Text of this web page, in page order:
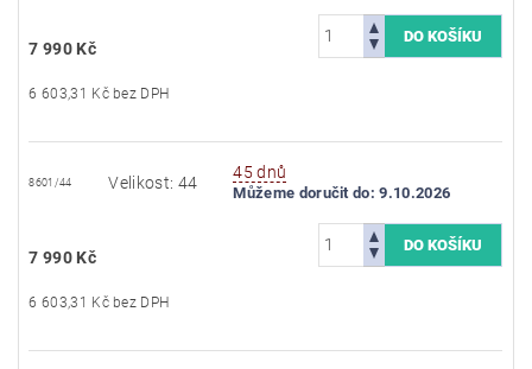
7 990 Kč
6 603,31 Kč bez DPH
8601/44 Velikost: 44
45 dnů
Můžeme doručit do: 9.10.2026
7 990 Kč
6 603,31 Kč bez DPH